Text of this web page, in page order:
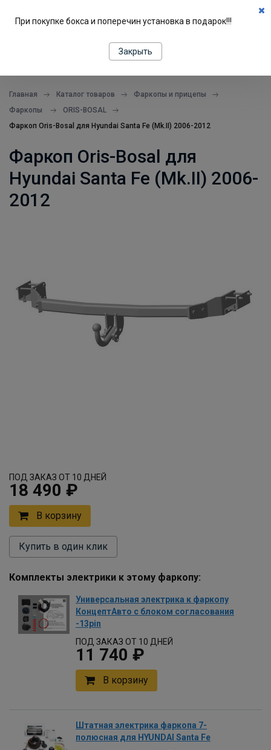
Главная Каталог товаров
Фаркопы и прицепы
Фаркопы
ORIS-BOSAL
Фаркоп Oris-Bosal для Hyundai Santa Fe (Mk.II) 2006-2012
Фаркоп Oris-Bosal для
Hyundai Santa Fe (Mk.II) 2006-
2012
ПОД ЗАКАЗ ОТ 10 ДНЕЙ
18 490 ₽
В корзину
Купить в один клик
Комплекты электрики к этому фаркопу:
Универсальная электрика к фаркопу
КонцептАвто с блоком согласования
-13pin
ПОД ЗАКАЗ ОТ 10 ДНЕЙ
11 740 ₽
В корзину
Штатная электрика фаркопа 7-
полюсная для HYUNDAI Santa Fe
При покупке бокса и поперечин установка в подарок!!!
Закрыть